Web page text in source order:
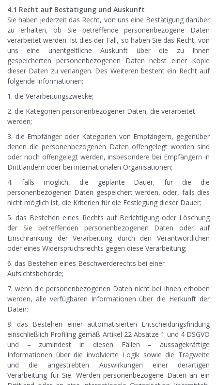
4.1 Recht auf Bestätigung und Auskunft
Sie haben jederzeit das Recht, von uns eine Bestätigung darüber
zu erhalten, ob Sie betreffende personenbezogene Daten
verarbeitet werden. Ist dies der Fall, so haben Sie das Recht, von
uns eine unentgeltliche Auskunft über die zu Ihnen
gespeicherten personenbezogenen Daten nebst einer Kopie
dieser Daten zu verlangen. Des Weiteren besteht ein Recht auf
folgende Informationen:
1. die Verarbeitungszwecke;
2. die Kategorien personenbezogener Daten, die verarbeitet
werden;
3. die Empfänger oder Kategorien von Empfängern, gegenüber
denen die personenbezogenen Daten offengelegt worden sind
oder noch offengelegt werden, insbesondere bei Empfängern in
Drittländern oder bei internationalen Organisationen;
4. falls möglich, die geplante Dauer, für die die
personenbezogenen Daten gespeichert werden, oder, falls dies
nicht möglich ist, die Kriterien für die Festlegung dieser Dauer;
5. das Bestehen eines Rechts auf Berichtigung oder Löschung
der Sie betreffenden personenbezogenen Daten oder auf
Einschränkung der Verarbeitung durch den Verantwortlichen
oder eines Widerspruchsrechts gegen diese Verarbeitung;
6. das Bestehen eines Beschwerderechts bei einer
Aufsichtsbehörde;
7. wenn die personenbezogenen Daten nicht bei Ihnen erhoben
werden, alle verfügbaren Informationen über die Herkunft der
Daten;
8. das Bestehen einer automatisierten Entscheidungsfindung
einschließlich Profiling gemäß Artikel 22 Absätze 1 und 4 DSGVO
und – zumindest in diesen Fällen – aussagekräftige
Informationen über die involvierte Logik sowie die Tragweite
und die angestrebten Auswirkungen einer derartigen
Verarbeitung für Sie. Werden personenbezogene Daten an ein